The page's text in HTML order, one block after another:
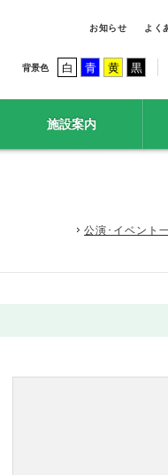
お知らせ よく
背景色 白 青 黄 黒
施設案内
公演･イベント